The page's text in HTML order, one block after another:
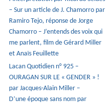
– Sur un article de J. Chamorro par
Ramiro Tejo, réponse de Jorge
Chamorro – J’entends des voix qui
me parlent, film de Gérard Miller
et Anaïs Feuillette
Lacan Quotidien n° 925 –
OURAGAN SUR LE « GENDER » !
par Jacques-Alain Miller –
D’une époque sans nom par